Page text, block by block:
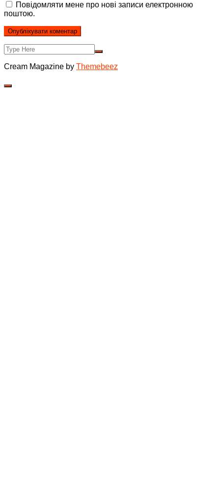
Повідомляти мене про нові записи електронною
поштою.
Cream Magazine by Themebeez